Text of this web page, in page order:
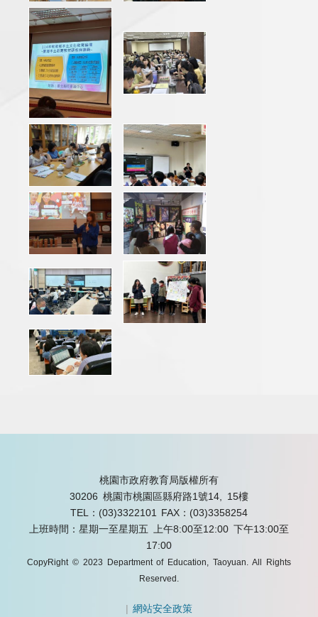
桃園市政府教育局版權所有
30206 桃園市桃園區縣府路1號14, 15樓
TEL：(03)3322101
FAX：(03)3358254
上班時間：星期一至星期五 上午8:00至12:00 下午13:00至
17:00
CopyRight © 2023 Department of Education, Taoyuan. All Rights
Reserved.
|網站安全政策